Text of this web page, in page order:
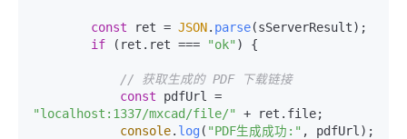
const ret = JSON. parse(sServerResult);
if (ret. ret === "ok" ) {
// 获取生成的 PDF 下载链接
const
"localhost:1337/mxcad/file/"
+ ret. file;
console. log ( "PDF生成成功:" , pdfUrl);